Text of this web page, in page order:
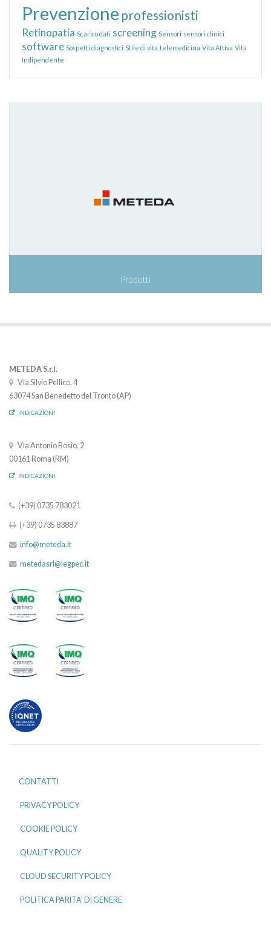
Prevenzione professionisti
Retinopatia Scarico dati screening Sensori sensori clinici
software Sospetti diagnostici Stile di vita telemedicina Vita Attiva Vita
Indipendente
Prodotti
METEDA S.r.l.
Via Silvio Pellico, 4
63074 San Benedetto del Tronto (AP)
INDICAZIONI
Via Antonio Bosio, 2
00161 Roma (RM)
INDICAZIONI
(+39) 0735 783021
(+39) 0735 83887
info@meteda.it
metedasrl@legpec.it
CONTATTI
PRIVACY POLICY
COOKIE POLICY
QUALITY POLICY
CLOUD SECURITY POLICY
POLITICA PARITA’ DI GENERE